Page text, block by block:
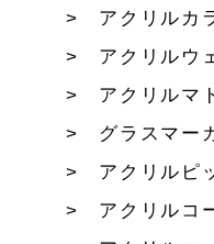
アクリルカ
アクリルウ
アクリルマ
グラスマー
アクリルピ
アクリルコ